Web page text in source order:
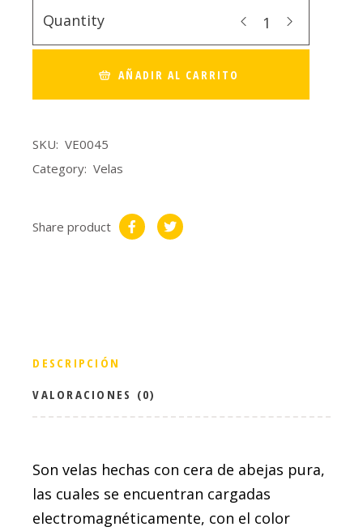
Quantity
AÑADIR AL CARRITO
SKU: VE0045
Category: Velas
Share product
DESCRIPCIÓN
VALORACIONES (0)
Son velas hechas con cera de abejas pura,
las cuales se encuentran cargadas
electromagnéticamente, con el color